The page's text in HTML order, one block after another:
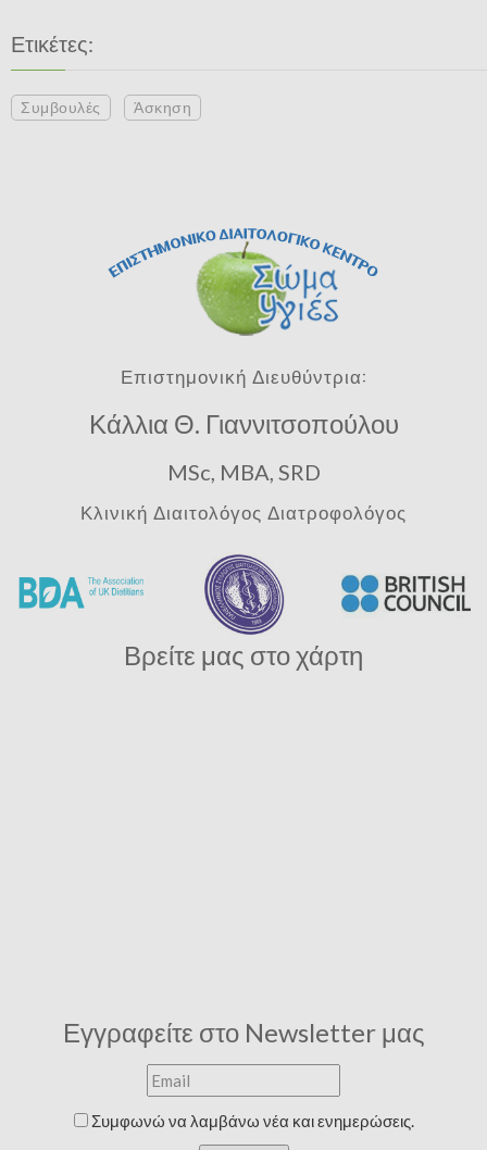
Ετικέτες:
Συμβουλές Άσκηση
Επιστημονική Διευθύντρια:
Κάλλια Θ. Γιαννιτσοπούλου
MSc, MBA, SRD
Κλινική Διαιτολόγος Διατροφολόγος
Βρείτε μας στο χάρτη
Εγγραφείτε στο Newsletter μας
Συμφωνώ να λαμβάνω νέα και ενημερώσεις.